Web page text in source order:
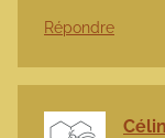
Répondre